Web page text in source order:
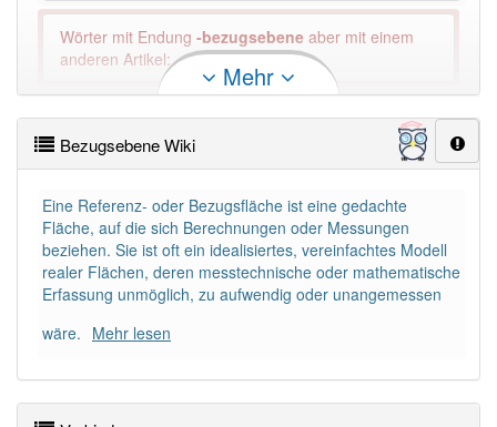
Wörter mit Endung -bezugsebene aber mit einem
anderen Artikel: -1
96% unserer Spielapp-Nutzer haben den Artikel
korrekt erraten.
Mehr
Bezugsebene Wiki
Eine Referenz- oder Bezugsfläche ist eine gedachte
Fläche, auf die sich Berechnungen oder Messungen
beziehen. Sie ist oft ein idealisiertes, vereinfachtes Modell
realer Flächen, deren messtechnische oder mathematische
Erfassung unmöglich, zu aufwendig oder unangemessen
wäre. Mehr lesen